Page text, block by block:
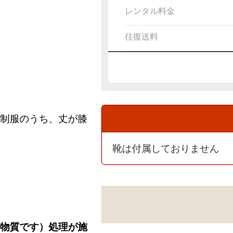
服のうち、丈が膝
質です）処理が施
レンタル料金
往復送料
靴は付属しておりません